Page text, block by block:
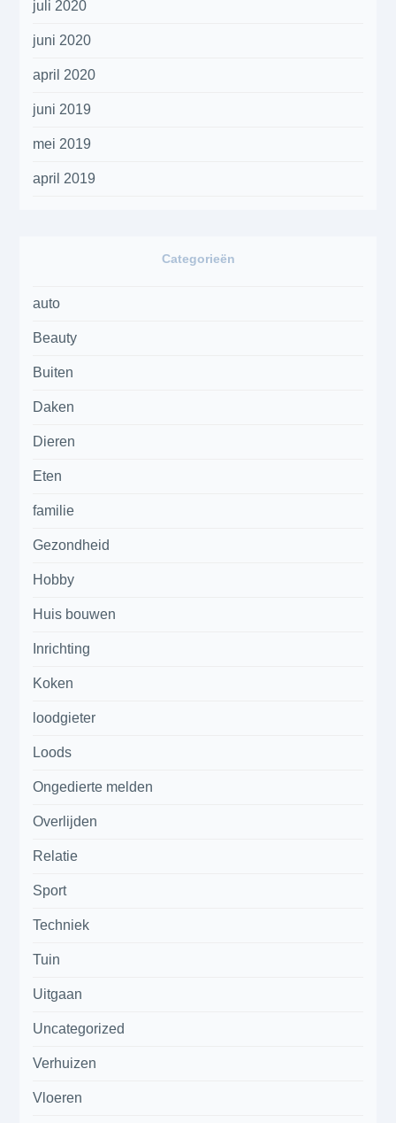
juli 2020
juni 2020
april 2020
juni 2019
mei 2019
april 2019
Categorieën
auto
Beauty
Buiten
Daken
Dieren
Eten
familie
Gezondheid
Hobby
Huis bouwen
Inrichting
Koken
loodgieter
Loods
Ongedierte melden
Overlijden
Relatie
Sport
Techniek
Tuin
Uitgaan
Uncategorized
Verhuizen
Vloeren